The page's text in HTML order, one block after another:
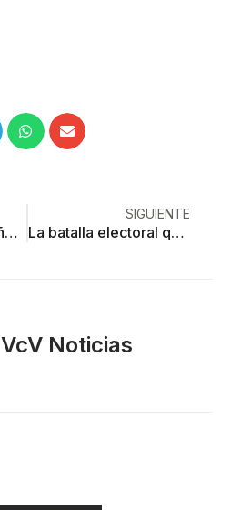
Del Mazo: en seis años cobrará 11 millones 472 mil 768 pesos brutos de sueldo
SIGUIENTE
La batalla electoral que viene
VcV Noticias